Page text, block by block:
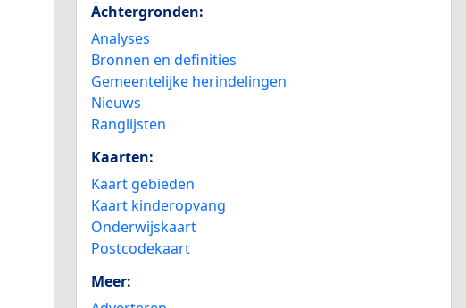
Achtergronden:
Analyses
Bronnen en definities
Gemeentelijke herindelingen
Nieuws
Ranglijsten
Kaarten:
Kaart gebieden
Kaart kinderopvang
Onderwijskaart
Postcodekaart
Meer: